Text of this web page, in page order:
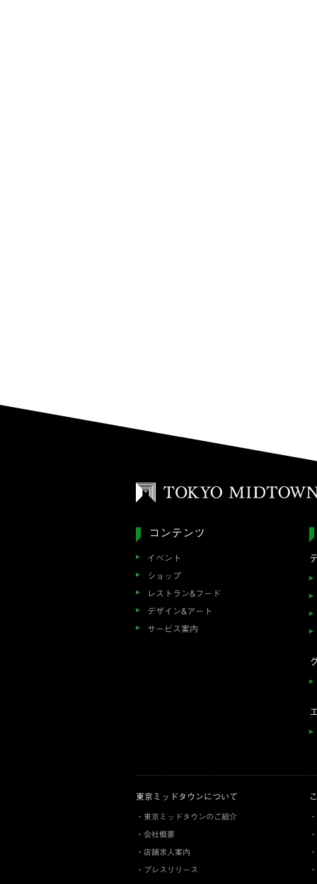
コンテンツ
イベント
ショップ
レストラン&フード
デザイン&アート
サービス案内
東京ミッドタウンについて
東京ミッドタウンのご紹介
会社概要
店舗求人案内
プレスリリース